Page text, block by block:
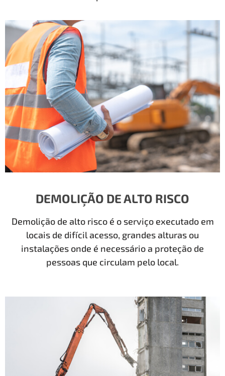
DEMOLIÇÃO DE ALTO RISCO
Demolição de alto risco é o serviço executado em
locais de difícil acesso, grandes alturas ou
instalações onde é necessário a proteção de
pessoas que circulam pelo local.